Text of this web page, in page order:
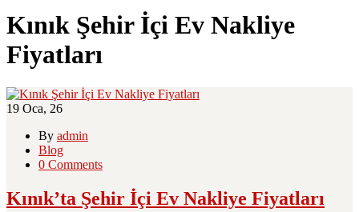
Kınık Şehir İçi Ev Nakliye
Fiyatları
19 Oca, 26
By admin
Blog
0 Comments
Kınık’ta Şehir İçi Ev Nakliye Fiyatları